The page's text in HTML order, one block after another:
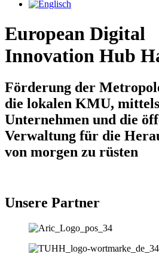
European Digital
Innovation Hub
Förderung der
die lokalen KMU,
Unternehmen und die
Verwaltung für die
von morgen zu rüsten
Unsere Partner